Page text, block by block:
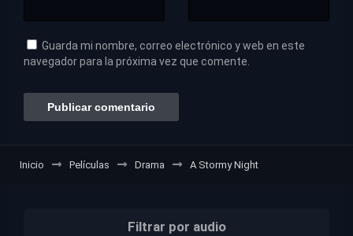
Guarda mi nombre, correo electrónico y web en este
navegador para la próxima vez que comente.
Inicio Películas Drama A Stormy Night
Filtrar por audio